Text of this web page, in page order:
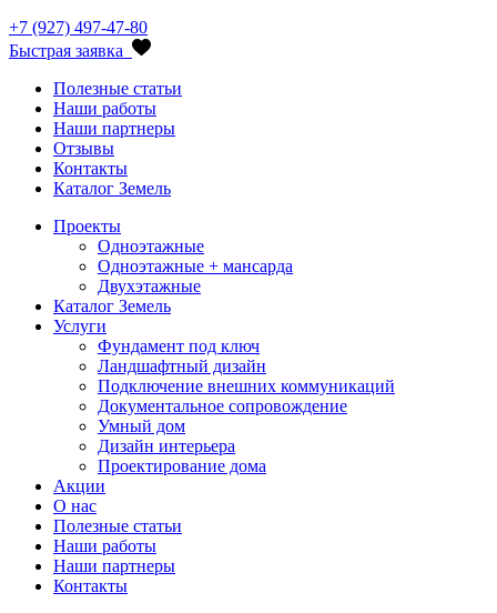
+7 (927) 497-47-80
Быстрая заявка
Полезные статьи
Наши работы
Наши партнеры
Отзывы
Контакты
Каталог Земель
Проекты
Одноэтажные
Одноэтажные + мансарда
Двухэтажные
Каталог Земель
Услуги
Фундамент под ключ
Ландшафтный дизайн
Подключение внешних коммуникаций
Документальное сопровождение
Умный дом
Дизайн интерьера
Проектирование дома
Акции
О нас
Полезные статьи
Наши работы
Наши партнеры
Контакты